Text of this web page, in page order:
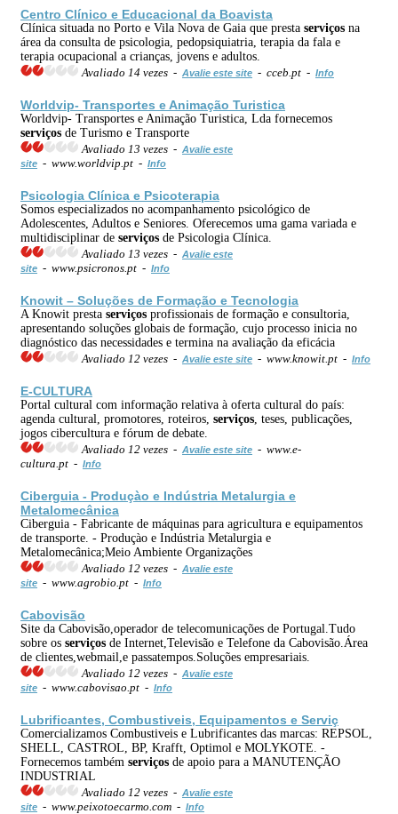
Centro Clínico e Educacional da Boavista
Clínica situada no Porto e Vila Nova de Gaia que presta serviços na
área da consulta de psicologia, pedopsiquiatria, terapia da fala e
terapia ocupacional a crianças, jovens e adultos.
Avaliado 14 vezes - Avalie este site - cceb.pt - Info
Worldvip- Transportes e Animação Turistica
Worldvip- Transportes e Animação Turistica, Lda fornecemos
serviços de Turismo e Transporte
Avaliado 13 vezes - Avalie este
site - www.worldvip.pt - Info
Psicologia Clínica e Psicoterapia
Somos especializados no acompanhamento psicológico de
Adolescentes, Adultos e Seniores. Oferecemos uma gama variada e
multidisciplinar de serviços de Psicologia Clínica.
Avaliado 13 vezes - Avalie este
site - www.psicronos.pt - Info
Knowit – Soluções de Formação e Tecnologia
A Knowit presta serviços profissionais de formação e consultoria,
apresentando soluções globais de formação, cujo processo inicia no
diagnóstico das necessidades e termina na avaliação da eficácia
Avaliado 12 vezes - Avalie este site - www.knowit.pt - Info
E-CULTURA
Portal cultural com informação relativa à oferta cultural do país:
agenda cultural, promotores, roteiros, serviços , teses, publicações,
jogos cibercultura e fórum de debate.
Avaliado 12 vezes - Avalie este site - www.e-
cultura.pt - Info
Ciberguia - Produçào e Indústria Metalurgia e
Metalomecânica
Ciberguia - Fabricante de máquinas para agricultura e equipamentos
de transporte. - Produçào e Indústria Metalurgia e
Metalomecânica;Meio Ambiente Organizações
Avaliado 12 vezes - Avalie este
site - www.agrobio.pt - Info
Cabovisão
Site da Cabovisão,operador de telecomunicações de Portugal.Tudo
sobre os serviços de Internet,Televisão e Telefone da Cabovisão.Área
de clientes,webmail,e passatempos.Soluções empresariais.
Avaliado 12 vezes - Avalie este
site - www.cabovisao.pt - Info
Lubrificantes, Combustiveis, Equipamentos e Serviç
Comercializamos Combustiveis e Lubrificantes das marcas: REPSOL,
SHELL, CASTROL, BP, Krafft, Optimol e MOLYKOTE. -
Fornecemos também serviços de apoio para a MANUTENÇÃO
INDUSTRIAL
Avaliado 12 vezes - Avalie este
site - www.peixotoecarmo.com - Info